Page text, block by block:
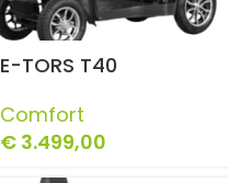
E-TORS T40
Comfort
€ 3.499,00